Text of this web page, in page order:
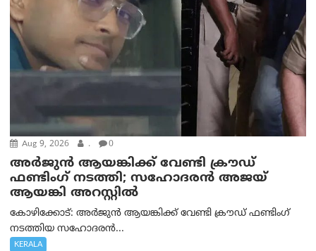
Aug 9, 2026 . 0
അർജുൻ ആയങ്കിക്ക് വേണ്ടി ക്രൗഡ്
ഫണ്ടിംഗ് നടത്തി; സഹോദരന്‍ അജയ്
ആയങ്കി അറസ്റ്റിൽ
കോഴിക്കോട്: അർജുൻ ആയങ്കിക്ക് വേണ്ടി ക്രൗഡ് ഫണ്ടിംഗ്
നടത്തിയ സഹോദരന്‍...
KERALA